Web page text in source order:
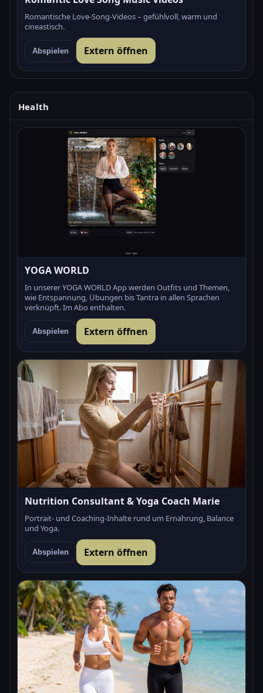
Romantische Love-Song-Videos – gefühlvoll, warm und
cineastisch.
Abspielen Extern öffnen
Health
YOGA WORLD
In unserer YOGA WORLD App werden Outfits und Themen,
wie Entspannung, Übungen bis Tantra in allen Sprachen
verknüpft. Im Abo enthalten.
Abspielen Extern öffnen
Nutrition Consultant & Yoga Coach Marie
Portrait- und Coaching-Inhalte rund um Ernährung, Balance
und Yoga.
Abspielen Extern öffnen